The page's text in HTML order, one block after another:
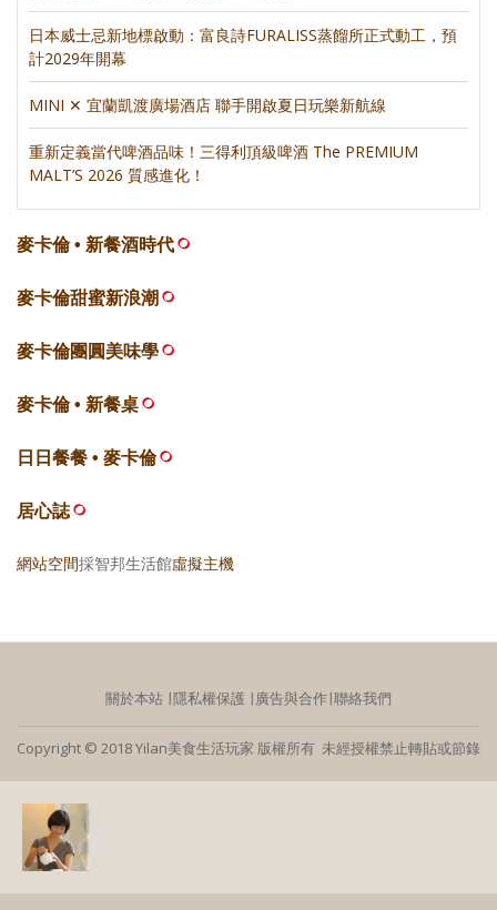
日本威士忌新地標啟動：富良詩FURALISS蒸餾所正式動工，預
計2029年開幕
MINI ✕ 宜蘭凱渡廣場酒店 聯手開啟夏日玩樂新航線
重新定義當代啤酒品味！三得利頂級啤酒 The PREMIUM
MALT’S 2026 質感進化！
麥卡倫 • 新餐酒時代
麥卡倫甜蜜新浪潮
麥卡倫團圓美味學
麥卡倫 • 新餐桌
日日餐餐 • 麥卡倫
居心誌
網站空間採智邦生活館虛擬主機
關於本站 ∣隱私權保護 ∣ 廣告與合作∣聯絡我們
Copyright © 2018 Yilan美食生活玩家 版權所有 未經授權禁止轉貼或節錄